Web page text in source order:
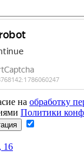
на обработку
Политики
16